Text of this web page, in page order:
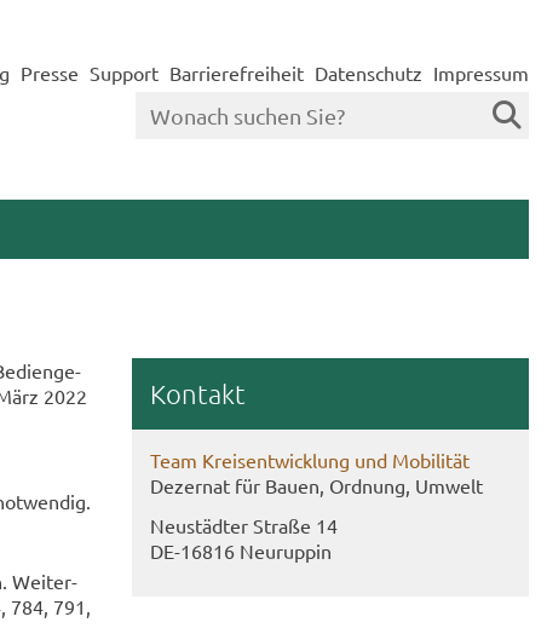
Presse Support Barrierefreiheit Datenschutz Impressum
2022
Wei­ter­
784, 791,
Kon­takt
Team Kreis­ent­wick­lung und Mo­bi­li­tät
De­zer­nat für Bauen, Ord­nung, Um­welt
Neu­städ­ter Stra­ße 14
DE-​16816 Neu­rup­pin